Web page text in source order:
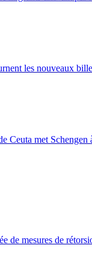
les nouveaux
Ceuta met Schengen
de mesures de